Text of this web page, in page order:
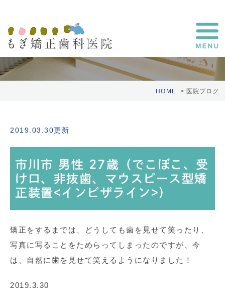
医院ブログ
HOME 医院ブログ
2019.03.30更新
市川市 男性 27歳（でこぼこ、受
け口、非抜歯、マウスピース型矯
正装置<インビザライン>）
矯正をするまでは、どうしても歯を見せて笑ったり、
写真に写ることをためらってしまったのですが、今
は、自然に歯を見せて笑えるようになりました！
2019.3.30